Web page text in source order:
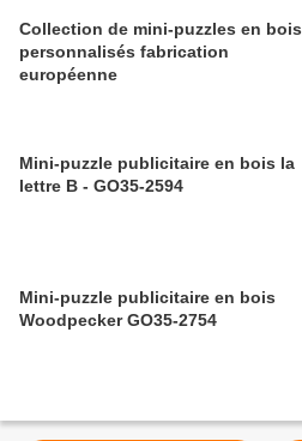
Collection de mini-puzzles en bois
personnalisés fabrication
européenne
Mini-puzzle publicitaire en bois la
lettre B - GO35-2594
Mini-puzzle publicitaire en bois
Woodpecker GO35-2754